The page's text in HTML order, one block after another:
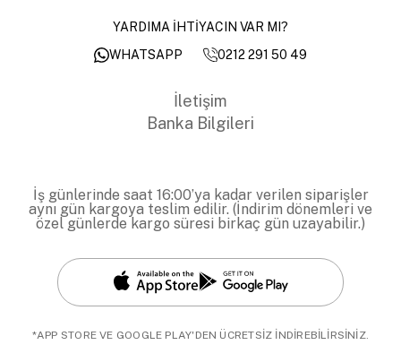
YARDIMA İHTİYACIN VAR MI?
WHATSAPP
0212 291 50 49
İletişim
Banka Bilgileri
İş günlerinde saat 16:00’ya kadar verilen siparişler
aynı gün kargoya teslim edilir. (İndirim dönemleri ve
özel günlerde kargo süresi birkaç gün uzayabilir.)
*APP STORE VE GOOGLE PLAY'DEN ÜCRETSİZ İNDİREBİLİRSİNİZ.